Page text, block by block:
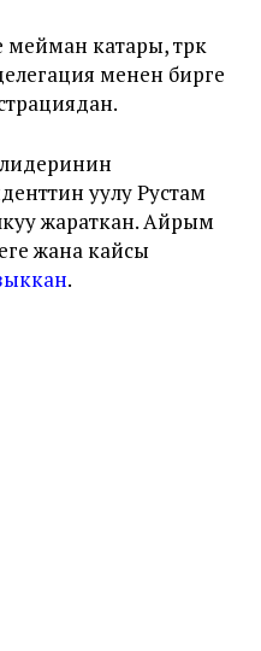
катары, түрк
менен бирге
лидеринин
уулу Рустам
жараткан. Айрым
жана кайсы
.